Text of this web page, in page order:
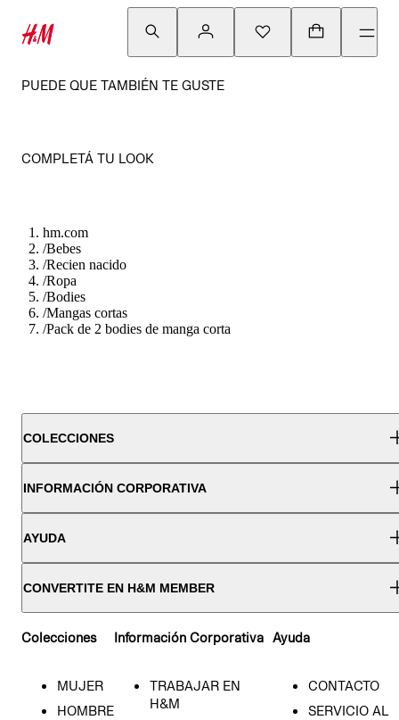
PUEDE QUE TAMBIÉN TE GUSTE
COMPLETÁ TU LOOK
hm.com
/Bebes
/Recien nacido
/Ropa
/Bodies
/Mangas cortas
/Pack de 2 bodies de manga corta
COLECCIONES
INFORMACIÓN CORPORATIVA
AYUDA
CONVERTITE EN H&M MEMBER
Colecciones
MUJER
HOMBRE
Información Corporativa
TRABAJAR EN
H&M
Ayuda
CONTACTO
SERVICIO AL